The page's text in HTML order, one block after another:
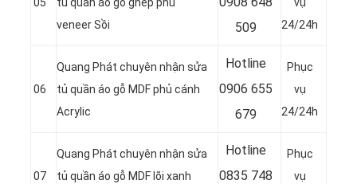
05
tủ quần áo gỗ ghép phủ
veneer Sồi
509
vụ
24/24h
06
Quang Phát chuyên nhận sửa
tủ quần áo gỗ MDF phủ cánh
Acrylic
Hotline
0906 655
679
Phục
vụ
24/24h
07
Quang Phát chuyên nhận sửa
tủ quần áo gỗ MDF lõi xanh
Hotline
0835 748
Phục
vụ